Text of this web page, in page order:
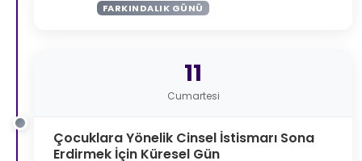
FARKINDALIK GÜNÜ
11
Cumartesi
Çocuklara Yönelik Cinsel İstismarı Sona
Erdirmek İçin Küresel Gün